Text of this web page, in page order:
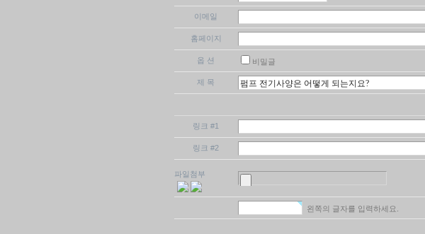
이메일
홈페이지
옵 션 비밀글
제 목
링크 #1
링크 #2
파일첨부
왼쪽의 글자를 입력하세요.